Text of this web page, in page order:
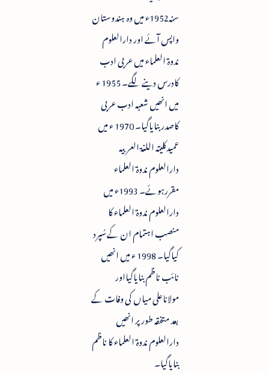
سنہ1952ء میں وہ ہندوستان
واپس آئے اور دارالعلوم
ندوۃ العلماء میں عربی ادب
کادرس دینے لگے۔ 1955 ء
میں انھیں شعبہ ادب عربی
کاصدر بنایاگیا۔ 1970 ء میں
عمیدکلیتہ اللغۃ العربیہ
دارالعلوم ندوۃ العلماء
مقررہوئے۔ 1993ء میں
دارالعلوم ندوۃ العلماء کا
منصب اہتمام ان کے سُپرد
کیاگیا۔ 1998 ء میں انھیں
نائب ناظم بنایاگیااور
مولاناعلی میاں کی وفات کے
بعد متفقہ طورپر انھیں
دارالعلوم ندوۃ العلماء کا ناظم
بنایاگیا۔